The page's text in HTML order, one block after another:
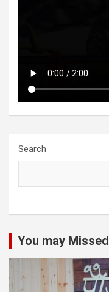
Search
You may Missed